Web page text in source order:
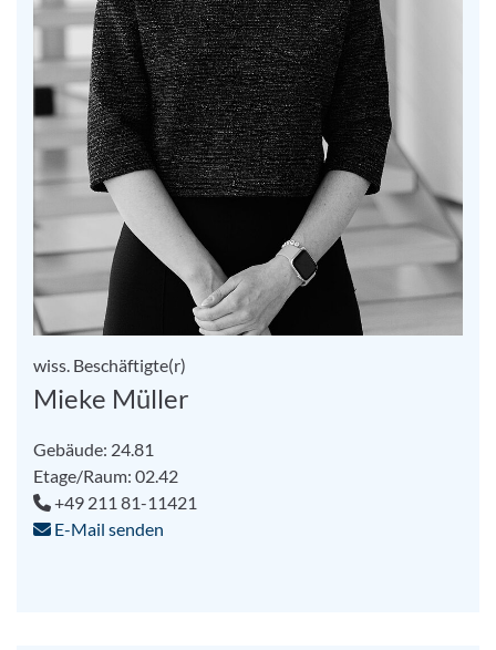
wiss. Beschäftigte(r)
Mieke Müller
Gebäude: 24.81
Etage/Raum: 02.42
+49 211 81-11421
E-Mail senden